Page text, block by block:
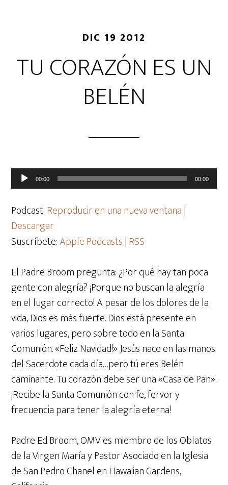
DIC 19 2012
TU CORAZÓN ES UN
BELÉN
Reproductor
de
audio
00:00 00:00
Podcast:Reproducir en una nueva ventana|
Descargar
Suscríbete:Apple Podcasts|RSS
El Padre Broom pregunta: ¿Por qué hay tan poca
gente con alegría? ¡Porque no buscan la alegría
en el lugar correcto! A pesar de los dolores de la
vida, Dios es más fuerte. Dios está presente en
varios lugares, pero sobre todo en la Santa
Comunión. «Feliz Navidad!» Jesús nace en las manos
del Sacerdote cada día…pero tú eres Belén
caminante. Tu corazón debe ser una «Casa de Pan».
¡Recibe la Santa Comunión con fe, fervor y
frecuencia para tener la alegría eterna!
Padre Ed Broom, OMV es miembro de los Oblatos
de la Virgen María y Pastor Asociado en la Iglesia
de San Pedro Chanel en Hawaiian Gardens,